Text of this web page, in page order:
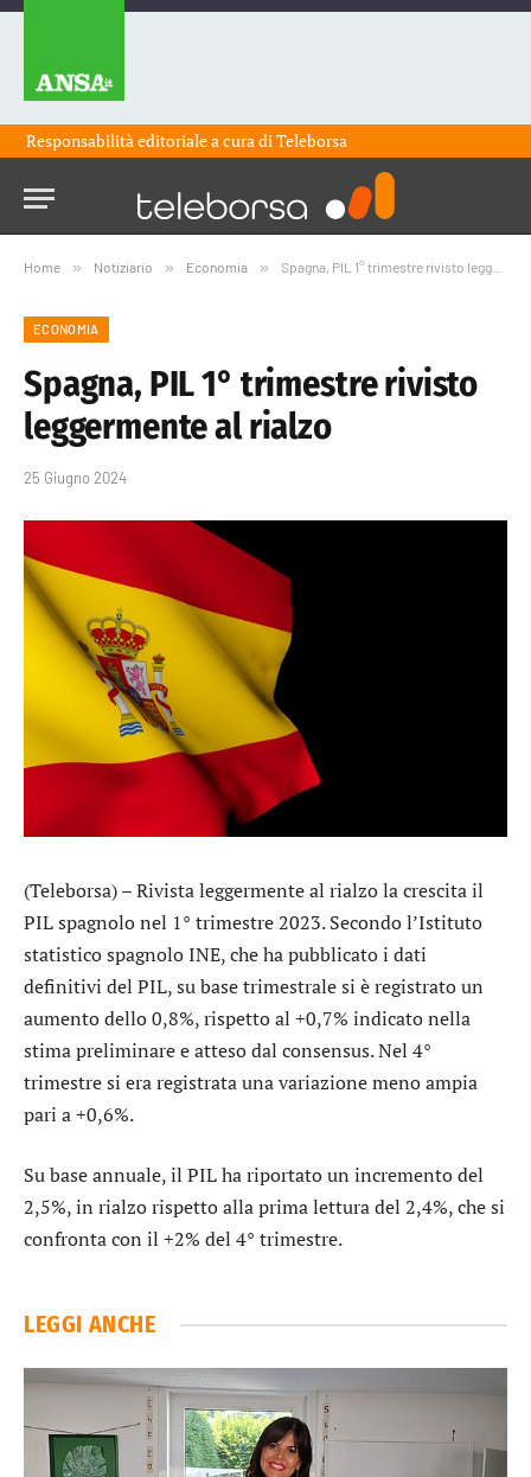
Responsabilità editoriale a cura diTeleborsa
Home » Notiziario » Economia » Spagna, PIL 1° trimestre rivisto leggermente al rialzo
ECONOMIA
Spagna, PIL 1° trimestre rivisto
leggermente al rialzo
25 Giugno 2024
(Teleborsa) – Rivista leggermente al rialzo la crescita il
PIL spagnolo nel 1° trimestre 2023. Secondo l’Istituto
statistico spagnolo INE, che ha pubblicato i dati
definitivi del PIL, su base trimestrale si è registrato un
aumento dello 0,8%, rispetto al +0,7% indicato nella
stima preliminare e atteso dal consensus. Nel 4°
trimestre si era registrata una variazione meno ampia
pari a +0,6%.
Su base annuale, il PIL ha riportato un incremento del
2,5%, in rialzo rispetto alla prima lettura del 2,4%, che si
confronta con il +2% del 4° trimestre.
LEGGI ANCHE